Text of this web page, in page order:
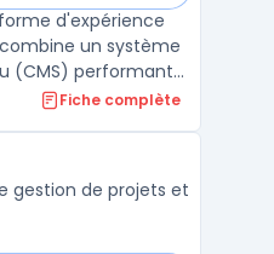
d'expérience
un système
(CMS) performant
marketing digital.
...
Fiche complète
gestion de projets et